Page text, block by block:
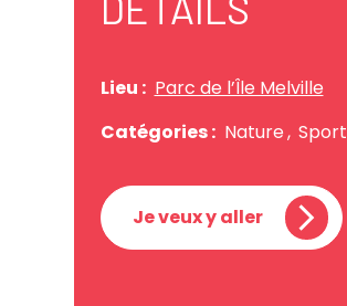
Lieu : Parc de l’Île Melville
Catégories : Nature, Sport
Je veux y aller